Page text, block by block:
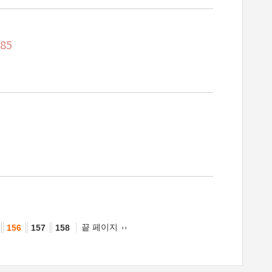
156 157 158 끝 페이지